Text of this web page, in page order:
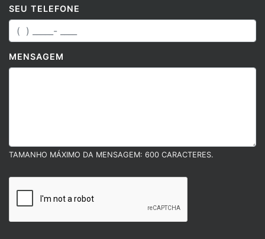
SEU TELEFONE
MENSAGEM
TAMANHO MÁXIMO DA MENSAGEM: 600 CARACTERES.